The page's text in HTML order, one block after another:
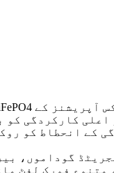
کے انحطاط کو